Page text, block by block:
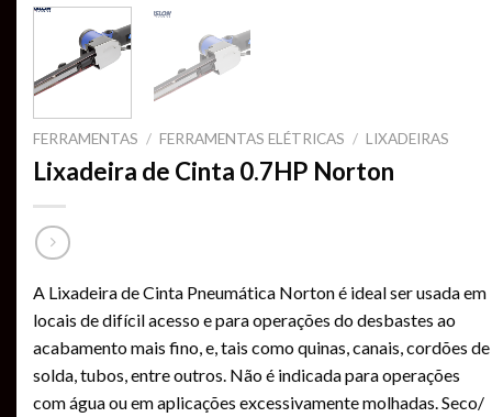
FERRAMENTAS / FERRAMENTAS ELÉTRICAS / LIXADEIRAS
Lixadeira de Cinta 0.7HP Norton
A Lixadeira de Cinta Pneumática Norton é ideal ser usada em
locais de difícil acesso e para operações do desbastes ao
acabamento mais fino, e, tais como quinas, canais, cordões de
solda, tubos, entre outros. Não é indicada para operações
com água ou em aplicações excessivamente molhadas. Seco/